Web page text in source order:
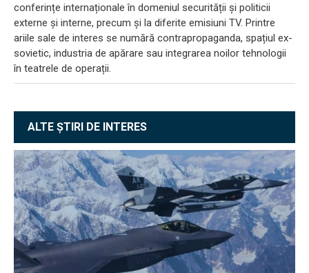
conferințe internaționale în domeniul securității și politicii
externe și interne, precum și la diferite emisiuni TV. Printre
ariile sale de interes se numără contrapropaganda, spațiul ex-
sovietic, industria de apărare sau integrarea noilor tehnologii
în teatrele de operații.
ALTE ȘTIRI DE INTERES